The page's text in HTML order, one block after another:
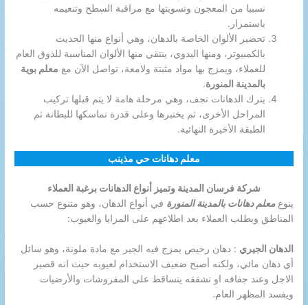
نسبيا من المعجون وتسويتها مع مراقبة السطح وتنعيمه
باستمرار.
تحضير الألوان الخاصة بالدهان، وهي أنواع منها الحديث
بالكمبيوتر، ومنها اليدوي، ينتقي منها الألوان المناسبة للذوق العام
للعملاء، ويمزج بها مواد مثبتة ولامعة، تواصل الآن مع معلم بوية
بالمدينة المنورة.
يترك الدهانات تجف، وهي مرحلة هامة لا يتم قبلها تركيب
المراحل الأخرى، ثم يختبرها وعلى قدرة تماسكها للبطانة ثم
الطبقة الأخيرة النهائية.
معلم دهانات حي مذينب
شركة فرسان المدينة وتميز أنواع الدهانات برغبة العملاء
ينوعمعلم دهانات بالمدينة المنورة في أنواع الدهان، وهو متنوع حسب
المناطق وبطلب العملاء بعد اطلاعهم على المزايا والعيوب:
الدهان الجيري : دهان رخيص يمزج فيه الجير مع مادة ملونة، وهو سائل
أي دهان مائي، ولكنه أصبح ضعيف الاستخدام لعيوبه حيث انه قصير
الاجل وعند جفافه او تشققه يتساقط على المفروشات والأرضيات
ويفسد المظهر العام.